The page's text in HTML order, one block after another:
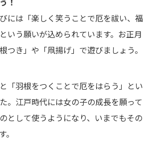
には「楽しく笑うことで厄を祓い、福
いう願いが込められています。お正月
つき」や「凧揚げ」で遊びましょう。
「羽根をつくことで厄をはらう」とい
。江戸時代には女の子の成長を願って
として使うようになり、いまでもその